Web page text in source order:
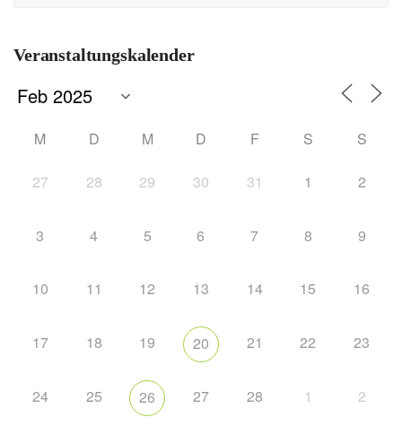
Veranstaltungskalender
M D M D F S S
27 28 29 30 31 1 2
3 4 5 6 7 8 9
10 11 12 13 14 15 16
17 18 19 20 21 22 23
24 25 26 27 28 1 2